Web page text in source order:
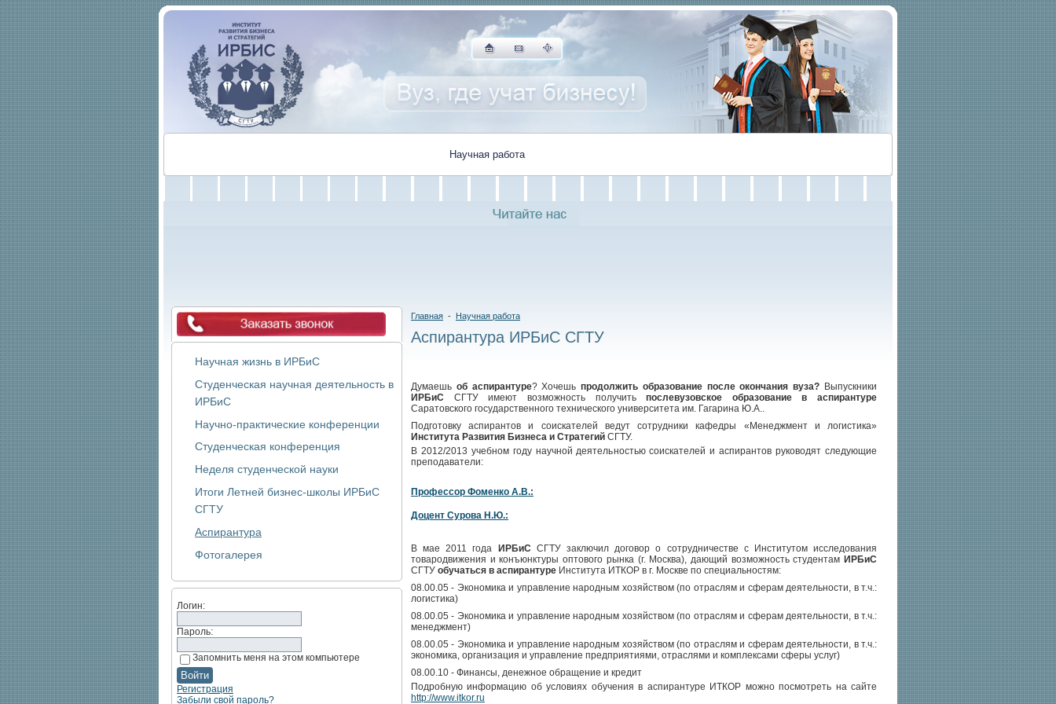
Научная работа
Научная жизнь в ИРБиС
Студенческая научная деятельность в
ИРБиС
Научно-практические конференции
Студенческая конференция
Неделя студенческой науки
Итоги Летней бизнес-школы ИРБиС
СГТУ
Аспирантура
Фотогалерея
Логин:
Пароль:
Запомнить меня на этом компьютере
Регистрация
Забыли свой пароль?
Главная - Научная работа
Аспирантура ИРБиС СГТУ
Думаешь об аспирантуре? Хочешьпродолжить образование после окончания вуза? Выпускники
ИРБиС СГТУ имеют возможность получитьпослевузовское образование в аспирантуре
Саратовского государственного технического университета им. Гагарина Ю.А..
Подготовку аспирантов и соискателей ведут сотрудники кафедры «Менеджмент и логистика»
Института Развития Бизнеса и Стратегий СГТУ.
В 2012/2013 учебном году научной деятельностью соискателей и аспирантов руководят следующие
преподаватели:
Профессор Фоменко А.В.:
Доцент Сурова Н.Ю.:
В мае 2011 года ИРБиССГТУ заключил договор о сотрудничестве с Институтом исследования
товародвижения и конъюнктуры оптового рынка (г. Москва), дающий возможность студентам ИРБиС
СГТУ обучаться в аспирантуре Института ИТКОР в г. Москве по специальностям:
08.00.05 - Экономика и управление народным хозяйством (по отраслям и сферам деятельности, в т.ч.:
логистика)
08.00.05 - Экономика и управление народным хозяйством (по отраслям и сферам деятельности, в т.ч.:
менеджмент)
08.00.05 - Экономика и управление народным хозяйством (по отраслям и сферам деятельности, в т.ч.:
экономика, организация и управление предприятиями, отраслями и комплексами сферы услуг)
08.00.10 - Финансы, денежное обращение и кредит
Подробную информацию об условиях обучения в аспирантуре ИТКОР можно посмотреть на сайте
http://www.itkor.ru